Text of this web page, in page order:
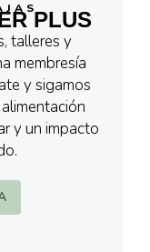
PLUS
talleres y
membresía
y sigamos
y un impacto